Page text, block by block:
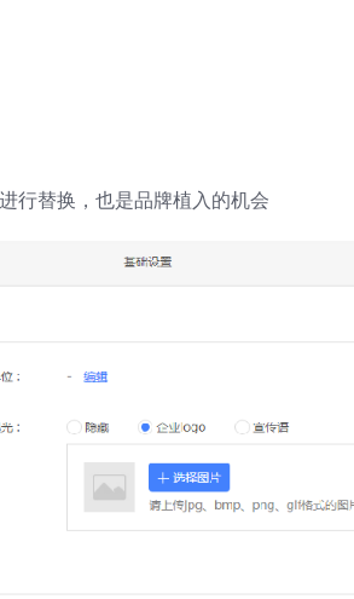
行替换，也是品牌植入的机会